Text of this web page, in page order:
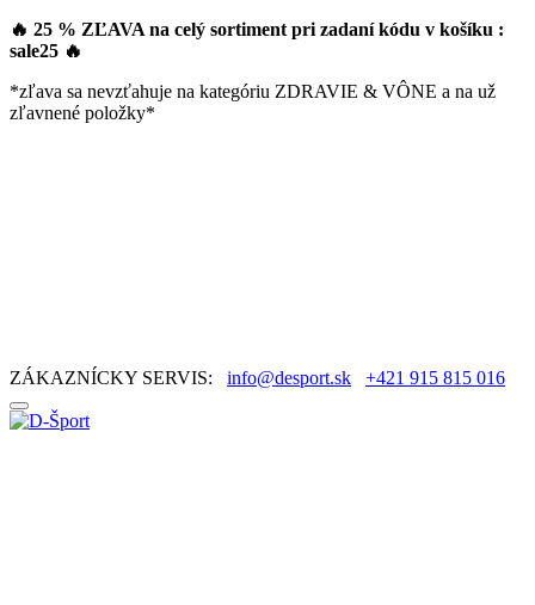
🔥 25 % ZĽAVA na celý sortiment pri zadaní kódu v košíku :
sale25 🔥
*zľava sa nevzťahuje na kategóriu ZDRAVIE & VÔNE a na už
zľavnené položky*
ZÁKAZNÍCKY SERVIS: info@desport.sk +421 915 815 016